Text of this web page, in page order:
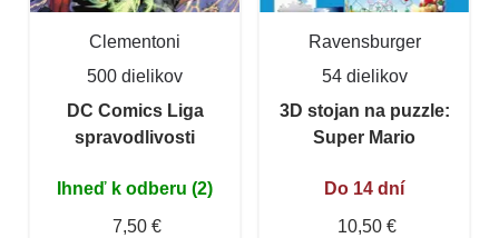
Clementoni
500 dielikov
DC Comics Liga
spravodlivosti
Ihneď k odberu (2)
7,50 €
Ravensburger
54 dielikov
3D stojan na puzzle:
Super Mario
Do 14 dní
10,50 €